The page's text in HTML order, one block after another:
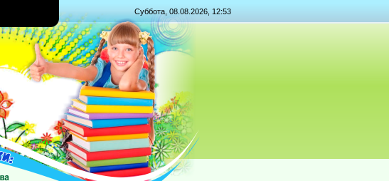
Суббота, 08.08.2026, 12:53